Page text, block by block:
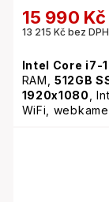
13 215 Kč bez DPH
15 990 Kč
Intel Core i7-
RAM, 512GB
1920x1080
,
WiFi,